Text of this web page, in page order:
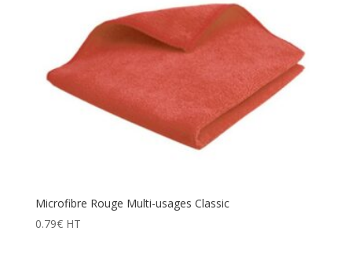
Microfibre Rouge Multi-usages Classic
0.79€ HT